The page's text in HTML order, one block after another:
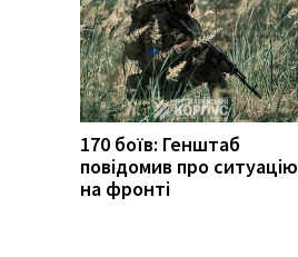
170 боїв: Генштаб
повідомив про ситуацію
на фронті